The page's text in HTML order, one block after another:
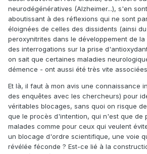
neurodégénératives (Alzheimer...), s'en
aboutissant à des réflexions qui ne sont
éloignées de celles des dissidents (ainsi
peroxynitrites dans le développement de la
des interrogations sur la prise
on sait que certaines maladies
démence - ont aussi été très vite
Et là, il faut à mon avis une connaissance
des enquêtes avec les chercheurs) pour
véritables blocages, sans quoi on risque
que le procès d'intention, qui n'est que de
malades comme pour ceux qui veulent
un blocage d'ordre scientifique, une voie
révélée féconde ? Est-ce lié à la